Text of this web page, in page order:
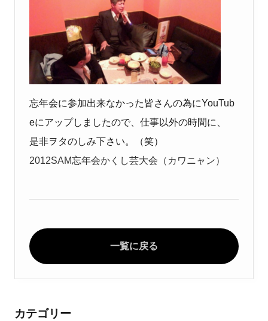
忘年会に参加出来なかった皆さんの為にYouTub
eにアップしましたので、仕事以外の時間に、
是非ヲタのしみ下さい。（笑）
2012SAM忘年会かくし芸大会（カワニャン）
一覧に戻る
カテゴリー